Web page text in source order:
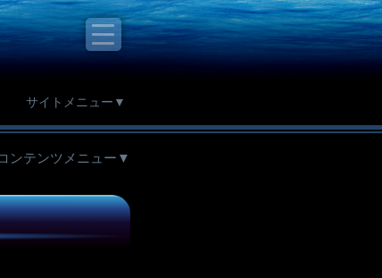
サイトメニュー▼
ンテンツメニュー▼